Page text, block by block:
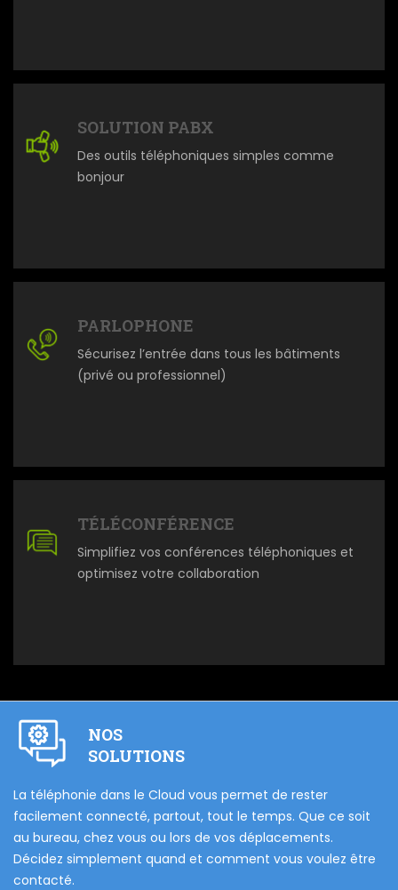
SOLUTION PABX
Des outils téléphoniques simples comme
bonjour
PARLOPHONE
Sécurisez l’entrée dans tous les bâtiments
(privé ou professionnel)
TÉLÉCONFÉRENCE
Simplifiez vos conférences téléphoniques et
optimisez votre collaboration
NOS
SOLUTIONS
La téléphonie dans le Cloud vous permet de rester
facilement connecté, partout, tout le temps. Que ce soit
au bureau, chez vous ou lors de vos déplacements.
Décidez simplement quand et comment vous voulez être
contacté.